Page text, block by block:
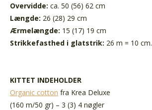
Overvidde: ca. 50 (56) 62 cm
Længde: 26 (28) 29 cm
Ærmelængde: 15 (17) 19 cm
Strikkefasthed i glatstrik: 26 m = 10 cm.
KITTET INDEHOLDER
Organic cotton fra Krea Deluxe
(160 m/50 gr) – 3 (3) 4 nøgler